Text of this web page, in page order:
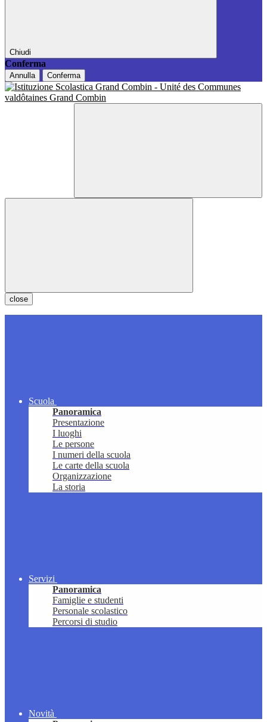
Chiudi
Conferma
Annulla Conferma
close
Scuola
Panoramica
Presentazione
I luoghi
Le persone
I numeri della scuola
Le carte della scuola
Organizzazione
La storia
Servizi
Panoramica
Famiglie e studenti
Personale scolastico
Percorsi di studio
Novità